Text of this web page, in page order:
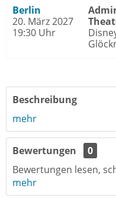
Berlin
20. März 2027
19:30 Uhr
Beschreibung
mehr
Bewertungen
0
Bewertungen lesen,
mehr